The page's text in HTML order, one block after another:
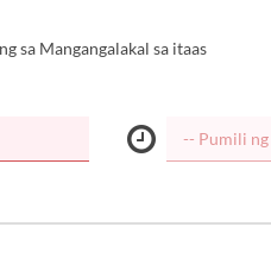
sa Mangangalakal sa itaas